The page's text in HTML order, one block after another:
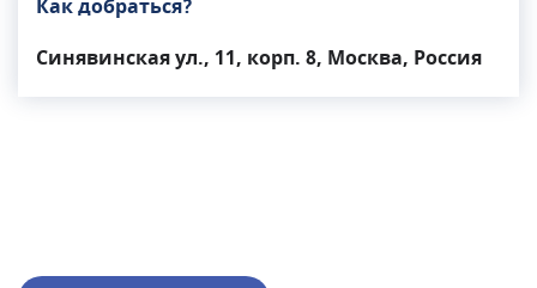
Как добраться?
Синявинская ул., 11, корп. 8, Москва, Россия